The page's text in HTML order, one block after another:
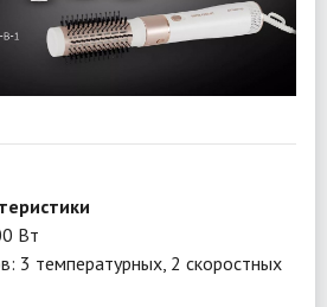
Вт
3 температурных, 2 скоростных